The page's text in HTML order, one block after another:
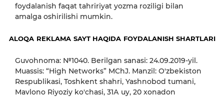
foydalanish faqat tahririyat yozma roziligi bilan
amalga oshirilishi mumkin.
ALOQA REKLAMA SAYT HAQIDA FOYDALANISH SHARTLARI
Guvohnoma: №1040. Berilgan sanasi: 24.09.2019-yil.
Muassis: “High Networks” MChJ. Manzil: O'zbekiston
Respublikasi, Toshkent shahri, Yashnobod tumani,
Mavlono Riyoziy ko'chasi, 31А uy, 20 xonadon